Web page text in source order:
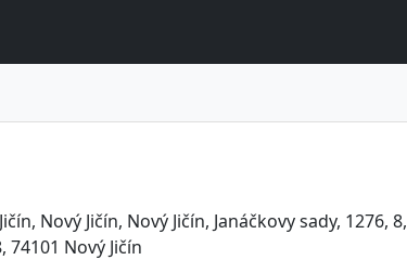
Nový Jičín, Nový Jičín, Janáčkovy sady, 1276, 8,
74101 Nový Jičín